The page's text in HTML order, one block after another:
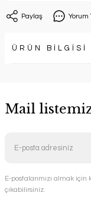
Paylaş Yorum
ÜRÜN BİLGİSİ
Mail
E-postalarımızı almak
çıkabilirsiniz.